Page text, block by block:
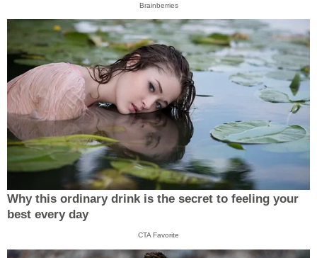
Brainberries
Why this ordinary drink is the secret to feeling your
best every day
CTA Favorite